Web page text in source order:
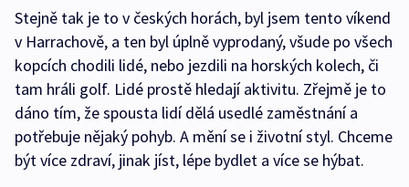
Stejně tak je to v českých horách, byl jsem tento víkend
v Harrachově, a ten byl úplně vyprodaný, všude po všech
kopcích chodili lidé, nebo jezdili na horských kolech, či
tam hráli golf. Lidé prostě hledají aktivitu. Zřejmě je to
dáno tím, že spousta lidí dělá usedlé zaměstnání a
potřebuje nějaký pohyb. A mění se i životní styl. Chceme
být více zdraví, jinak jíst, lépe bydlet a více se hýbat.